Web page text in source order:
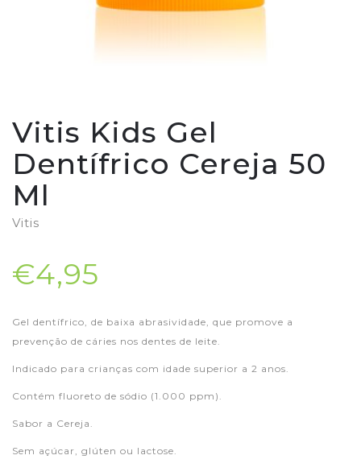
Vitis Kids Gel
Dentífrico Cereja 50
Ml
Vitis
€4,95
Gel dentífrico, de baixa abrasividade, que promove a
prevenção de cáries nos dentes de leite.
Indicado para crianças com idade superior a 2 anos.
Contém fluoreto de sódio (1.000 ppm).
Sabor a Cereja.
Sem açúcar, glúten ou lactose.